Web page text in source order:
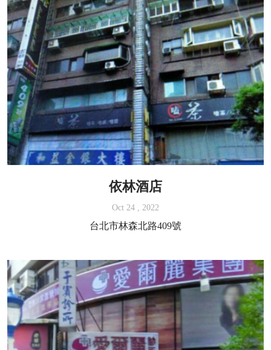
依林酒店
Oct 24 , 2022
台北市林森北路409號